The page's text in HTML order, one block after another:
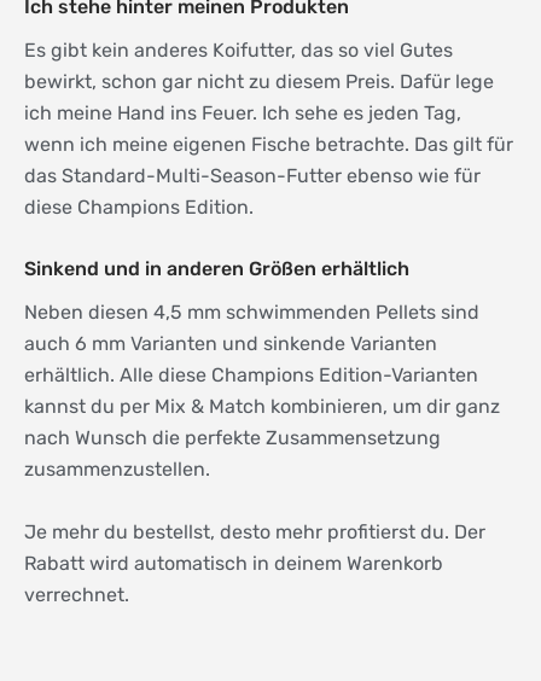
Ich stehe hinter meinen Produkten
Es gibt kein anderes Koifutter, das so viel Gutes
bewirkt, schon gar nicht zu diesem Preis. Dafür lege
ich meine Hand ins Feuer. Ich sehe es jeden Tag,
wenn ich meine eigenen Fische betrachte. Das gilt für
das Standard-Multi-Season-Futter ebenso wie für
diese Champions Edition.
Sinkend und in anderen Größen erhältlich
Neben diesen 4,5 mm schwimmenden Pellets sind
auch 6 mm Varianten und sinkende Varianten
erhältlich. Alle diese Champions Edition-Varianten
kannst du per Mix & Match kombinieren, um dir ganz
nach Wunsch die perfekte Zusammensetzung
zusammenzustellen.
Je mehr du bestellst, desto mehr profitierst du. Der
Rabatt wird automatisch in deinem Warenkorb
verrechnet.